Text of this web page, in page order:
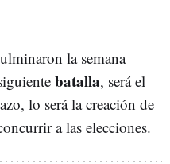
la semana
batalla, será el
lo será la creación de
a las elecciones.